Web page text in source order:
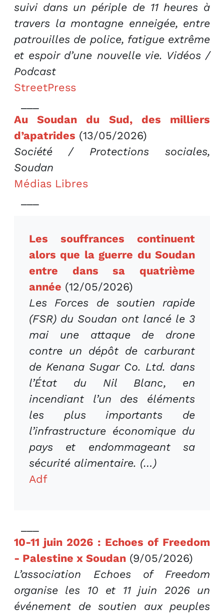
suivi dans un périple de 11 heures à
travers la montagne enneigée, entre
patrouilles de police, fatigue extrême
et espoir d’une nouvelle vie. Vidéos /
Podcast
StreetPress
Au Soudan du Sud, des milliers
d’apatrides (13/05/2026)
Société / Protections sociales,
Soudan
Médias Libres
Les souffrances continuent
alors que la guerre du Soudan
entre dans sa quatrième
année (12/05/2026)
Les Forces de soutien rapide
(FSR) du Soudan ont lancé le 3
mai une attaque de drone
contre un dépôt de carburant
de Kenana Sugar Co. Ltd. dans
l’État du Nil Blanc, en
incendiant l’un des éléments
les plus importants de
l’infrastructure économique du
pays et endommageant sa
sécurité alimentaire. (…)
Adf
10-11 juin 2026 : Echoes of Freedom
- Palestine x Soudan (9/05/2026)
L’association Echoes of Freedom
organise les 10 et 11 juin 2026 un
événement de soutien aux peuples